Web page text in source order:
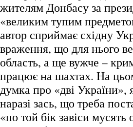
жителям Донбасу за
«великим тупим
автор сприймає східну
враження, що для нього
область, а ще вужче –
працює на шахтах. На
думка про «дві України»,
наразі зась, що треба
«по той бік завіси